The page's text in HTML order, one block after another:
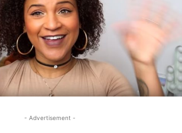
- Advertisement -